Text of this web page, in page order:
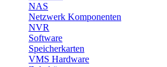
NAS
Netzwerk Komponenten
NVR
Software
Speicherkarten
VMS Hardware